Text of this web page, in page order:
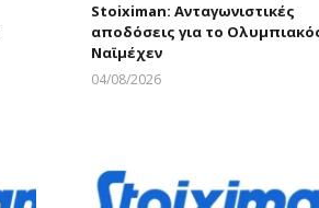
Stoiximan: Ανταγωνιστικές
αποδόσεις για το
Ναϊμέχεν
04/08/2026